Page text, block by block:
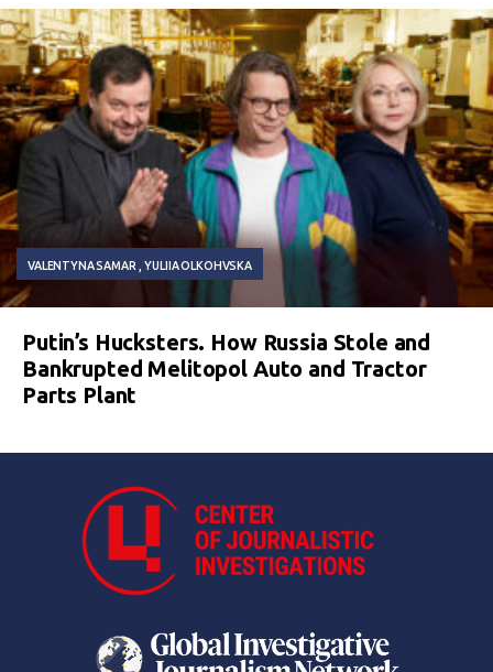
VALENTYNA SAMAR YULIIA OLKOHVSKA
Putin’s Hucksters. How Russia Stole and
Bankrupted Melitopol Auto and Tractor
Parts Plant